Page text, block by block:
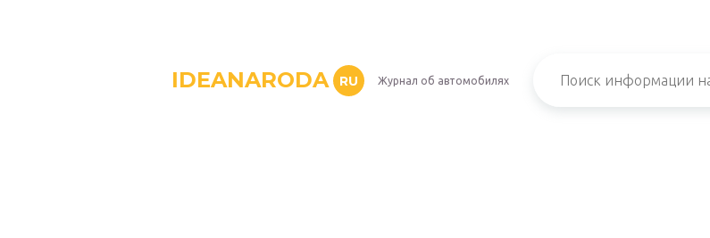
IDEANARODA RU Журнал об автомобилях